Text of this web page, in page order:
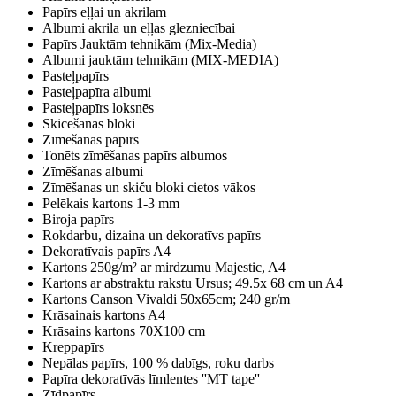
Papīrs eļļai un akrilam
Albumi akrila un eļļas glezniecībai
Papīrs Jauktām tehnikām (Mix-Media)
Albumi jauktām tehnikām (MIX-MEDIA)
Pasteļpapīrs
Pasteļpapīra albumi
Pasteļpapīrs loksnēs
Skicēšanas bloki
Zīmēšanas papīrs
Tonēts zīmēšanas papīrs albumos
Zīmēšanas albumi
Zīmēšanas un skiču bloki cietos vākos
Pelēkais kartons 1-3 mm
Biroja papīrs
Rokdarbu, dizaina un dekoratīvs papīrs
Dekoratīvais papīrs A4
Kartons 250g/m² ar mirdzumu Majestic, A4
Kartons ar abstraktu rakstu Ursus; 49.5x 68 cm un A4
Kartons Canson Vivaldi 50x65cm; 240 gr/m
Krāsainais kartons A4
Krāsains kartons 70X100 cm
Kreppapīrs
Nepālas papīrs, 100 % dabīgs, roku darbs
Papīra dekoratīvās līmlentes ''MT tape''